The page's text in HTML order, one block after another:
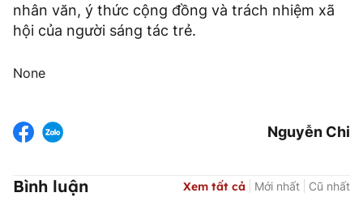
nhân văn, ý thức cộng đồng và trách nhiệm xã
hội của người sáng tác trẻ.
None
Nguyễn Chi
Bình luận Xem tất cả Mới nhất Cũ nhất